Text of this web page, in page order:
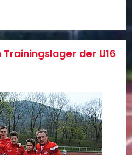
der U16